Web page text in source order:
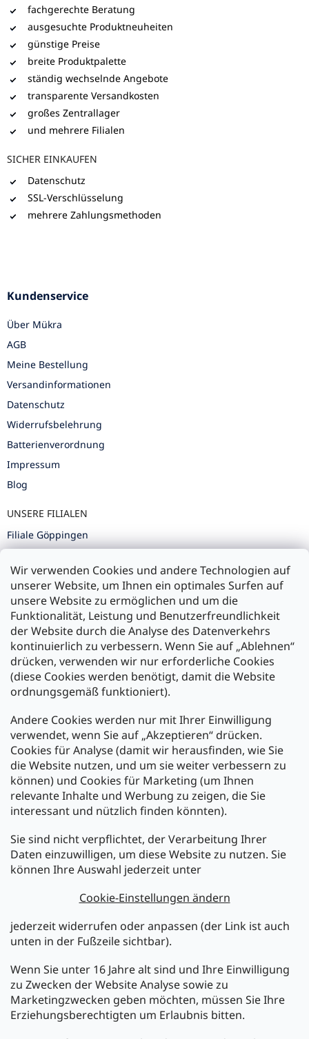
Wir verwenden Cookies und andere Technologien auf
unserer Website, um Ihnen ein optimales Surfen auf
unsere Website zu ermöglichen und um die
Funktionalität, Leistung und Benutzerfreundlichkeit
der Website durch die Analyse des Datenverkehrs
kontinuierlich zu verbessern. Wenn Sie auf „Ablehnen“
drücken, verwenden wir nur erforderliche Cookies
(diese Cookies werden benötigt, damit die Website
ordnungsgemäß funktioniert).
Andere Cookies werden nur mit Ihrer Einwilligung
verwendet, wenn Sie auf „Akzeptieren“ drücken.
Cookies für Analyse (damit wir herausfinden, wie Sie
die Website nutzen, und um sie weiter verbessern zu
können) und Cookies für Marketing (um Ihnen
relevante Inhalte und Werbung zu zeigen, die Sie
interessant und nützlich finden könnten).
Sie sind nicht verpflichtet, der Verarbeitung Ihrer
Daten einzuwilligen, um diese Website zu nutzen. Sie
können Ihre Auswahl jederzeit unter
Cookie-Einstellungen ändern
jederzeit widerrufen oder anpassen (der Link ist auch
unten in der Fußzeile sichtbar).
Wenn Sie unter 16 Jahre alt sind und Ihre Einwilligung
zu Zwecken der Website Analyse sowie zu
Marketingzwecken geben möchten, müssen Sie Ihre
Erziehungsberechtigten um Erlaubnis bitten.
fachgerechte Beratung
ausgesuchte Produktneuheiten
günstige Preise
breite Produktpalette
ständig wechselnde Angebote
transparente Versandkosten
großes Zentrallager
und mehrere Filialen
SICHER EINKAUFEN
Datenschutz
SSL-Verschlüsselung
mehrere Zahlungsmethoden
Kundenservice
Über Mükra
AGB
Meine Bestellung
Versandinformationen
Datenschutz
Widerrufsbelehrung
Batterienverordnung
Impressum
Blog
UNSERE FILIALEN
Filiale Göppingen
Filiale Ulm
Zahlung und Versand
Versand mit:
Zahlarten:
Newsletter abonnieren
Legen Sie Ihre E-Mail ein und wir werden Ihnen Informationen
über neue Produkte in unserem E-Shop zusenden.
E-Mail
Melden Sie sich jetzt für den mükra Newsletter an,
kostenlos und jederzeit kündbar! Mit der Anmeldung zum
Newsletter bestätigen Sie Ihr Einverständnis mit der
Datenschutzerklärung.
ANMELDEN